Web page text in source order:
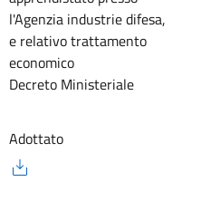
l'Agenzia industrie difesa,
e relativo trattamento
economico
Decreto Ministeriale
Adottato